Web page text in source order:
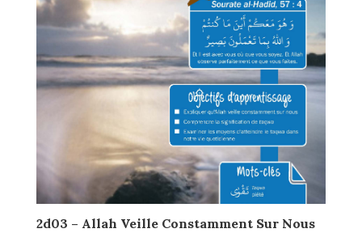
2d03 – Allah Veille Constamment Sur Nous